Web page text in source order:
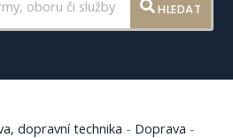
HLEDAT
dopravní technika - Doprava -